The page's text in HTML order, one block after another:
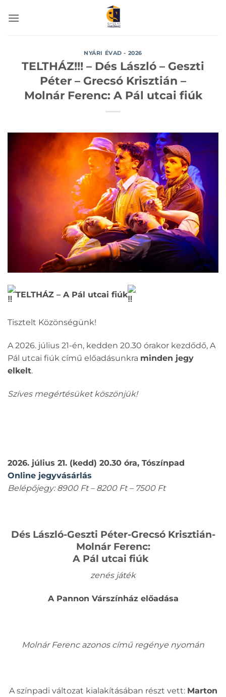
NYÁRI ÉVAD - 2026
TELTHÁZ!!! – Dés László – Geszti
Péter – Grecsó Krisztián –
Molnár Ferenc: A Pál utcai fiúk
TELTHÁZ – A Pál utcai fiúk
Tisztelt Közönségünk!
A 2026. július 21-én, kedden 20.30 órakor kezdődő, A
Pál utcai fiúk című előadásunkra minden jegy
elkelt.
Szíves megértésüket köszönjük!
2026. július 21. (kedd) 20.30 óra, Tószínpad
Online jegyvásárlás
Belépőjegy: 8900 Ft – 8200 Ft – 7500 Ft
Dés László-Geszti Péter-Grecsó Krisztián-
Molnár Ferenc:
A Pál utcai fiúk
zenés játék
A Pannon Várszínház előadása
Molnár Ferenc azonos című regénye nyomán
A színpadi változat kialakításában részt vett: Marton